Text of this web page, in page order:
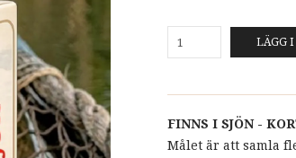
LÄGG I
FINNS I SJÖN -
Målet är att samla